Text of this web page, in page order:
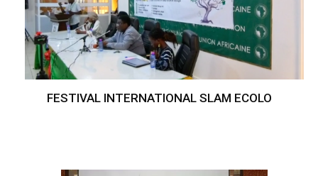
FESTIVAL INTERNATIONAL SLAM ECOLO